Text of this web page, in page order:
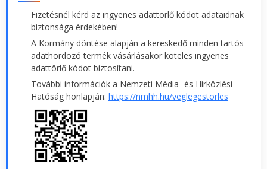
Fizetésnél kérd az ingyenes adattörlő kódot adataidnak
biztonsága érdekében!
A Kormány döntése alapján a kereskedő minden tartós
adathordozó termék vásárlásakor köteles ingyenes
adattörlő kódot biztosítani.
További információk a Nemzeti Média- és Hírközlési
Hatóság honlapján: https://nmhh.hu/veglegestorles